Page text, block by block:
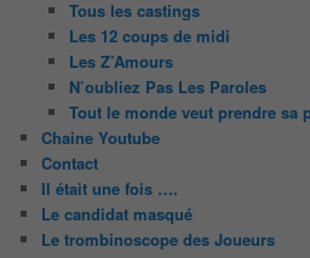
Tous les castings
Les 12 coups de midi
Les Z’Amours
N’oubliez Pas Les Paroles
Tout le monde veut prendre sa
Chaine Youtube
Contact
Il était une fois ….
Le candidat masqué
Le trombinoscope des Joueurs